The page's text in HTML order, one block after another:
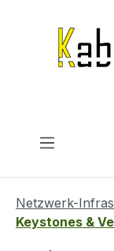
Netzwerk-
Keystones &